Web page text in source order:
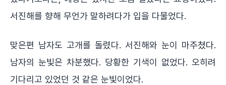
서진해를 향해 무언가 말하려다가 입을 다물었다.
맞은편 남자도 고개를 돌렸다. 서진해와 눈이 마주쳤다.
남자의 눈빛은 차분했다. 당황한 기색이 없었다. 오히려
기다리고 있었던 것 같은 눈빛이었다.